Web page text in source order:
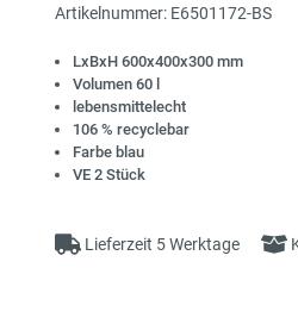
Artikelnummer: E6501172-BS
LxBxH 600x400x300 mm
Volumen 60 l
lebensmittelecht
106 % recyclebar
Farbe blau
VE 2 Stück
Lieferzeit 5 Werktage